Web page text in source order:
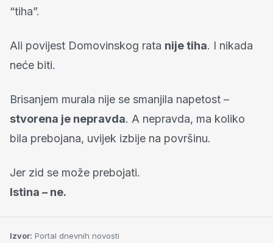
“tiha”.
Ali povijest Domovinskog rata nije tiha. I nikada
neće biti.
Brisanjem murala nije se smanjila napetost –
stvorena je nepravda. A nepravda, ma koliko
bila prebojana, uvijek izbije na površinu.
Jer zid se može prebojati.
Istina – ne.
Izvor: Portal dnevnih novosti